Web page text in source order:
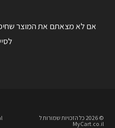
אם לא מצאתם את המוצר
© 2026 כל הזכויות שמורות ל
MyCart.co.il